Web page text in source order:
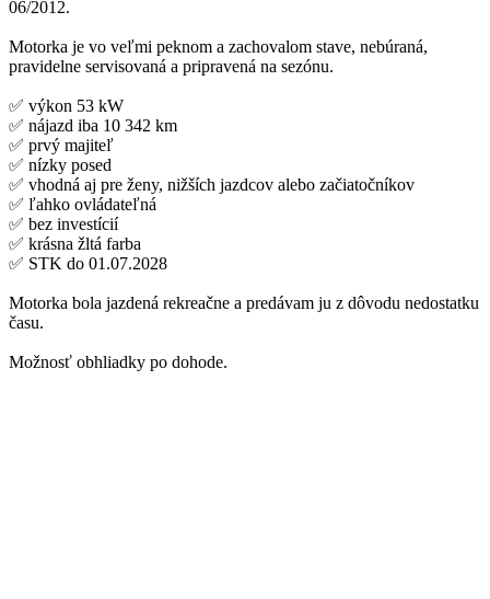
06/2012.
Motorka je vo veľmi peknom a zachovalom stave, nebúraná,
pravidelne servisovaná a pripravená na sezónu.
✅ výkon 53 kW
✅ nájazd iba 10 342 km
✅ prvý majiteľ
✅ nízky posed
✅ vhodná aj pre ženy, nižších jazdcov alebo začiatočníkov
✅ ľahko ovládateľná
✅ bez investícií
✅ krásna žltá farba
✅ STK do 01.07.2028
Motorka bola jazdená rekreačne a predávam ju z dôvodu nedostatku
času.
Možnosť obhliadky po dohode.